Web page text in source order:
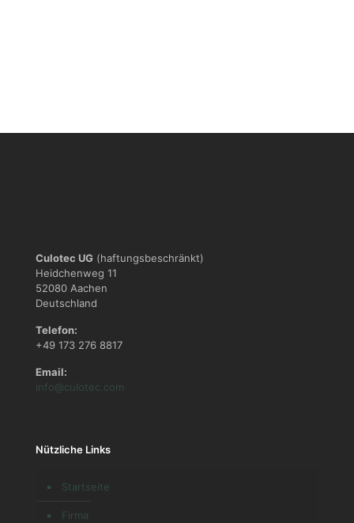
Culotec UG (haftungsbeschränkt)
Heidchenweg 11
52080 Aachen
Deutschland
Telefon:
+49 173 276 8817
Email:
info@culotec.com
Nützliche Links
Startseite
Firma